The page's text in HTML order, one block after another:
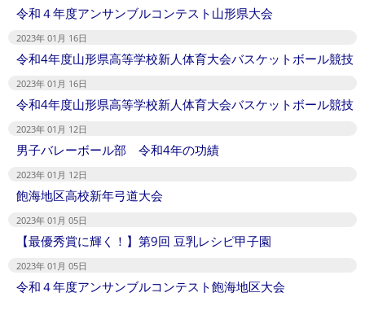
令和４年度アンサンブルコンテスト山形県大会
2023年 01月 16日
令和4年度山形県高等学校新人体育大会バスケットボール競技
2023年 01月 16日
令和4年度山形県高等学校新人体育大会バスケットボール競技
2023年 01月 12日
男子バレーボール部 令和4年の功績
2023年 01月 12日
飽海地区高校新年弓道大会
2023年 01月 05日
【最優秀賞に輝く！】第9回 豆乳レシピ甲子園
2023年 01月 05日
令和４年度アンサンブルコンテスト飽海地区大会